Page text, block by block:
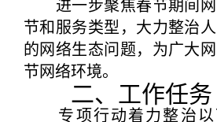
节和服务类型，大力整治
的网络生态问题，为广大
节网络环境。
二、工作任务
专项行动着力整治以